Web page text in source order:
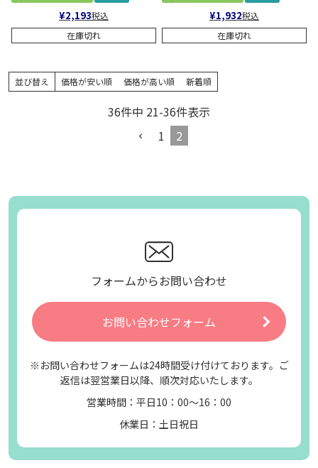
¥2,193税込
在庫切れ
¥1,932税込
在庫切れ
並び替え 価格が安い順 価格が高い順 新着順
36件中 21-36件表示
1
2
フォームからお問い合わせ
お問い合わせフォーム
※お問い合わせフォームは24時間受け付けております。ご
返信は翌営業日以降、順次対応いたします。
営業時間：平日10：00～16：00
休業日：土日祝日